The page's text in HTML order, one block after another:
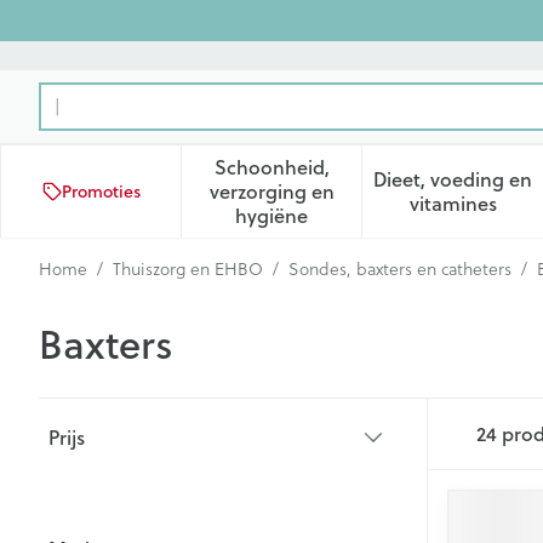
Product, merk, categorie...
Promoties
Schoonheid,
verzorging en
hygiëneToon submenu voor
Dieet, voeding en
vitamines
Toon
Home / Thuiszorg en EHBO / Sondes, baxters en catheters /
Baxters
Prijs
24